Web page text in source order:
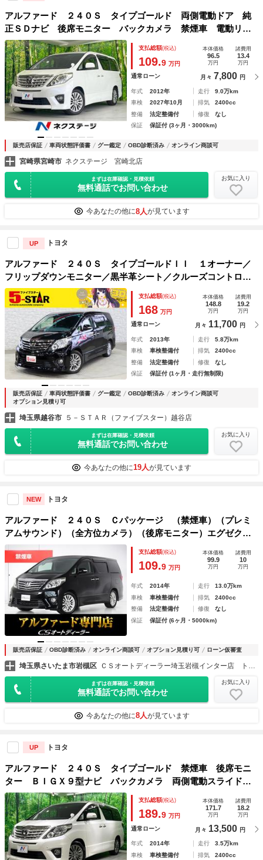
アルファード ２４０Ｓ タイプゴールド 両側電動ドア 純
正ＳＤナビ 後席モニター バックカメラ 禁煙車 電動リア
ゲート ハーフレザーシート ドラレコ コーナーセンサー
スマートキー ＨＩＤヘッド ビルトインＥＴＣ クルコン
支払総額(税込)
109.9 万円
本体価格
96.5
万円
諸費用
13.4
万円
通常ローン 月々 7,800 円
年式 2012年 走行
9.0万km
車検
2027年10月 排気
2400cc
整備
法定整備付 修復
なし
保証
保証付 (3ヶ月・3000km)
販売店保証 車両状態評価書 グー鑑定 OBD診断済み オンライン商談可
宮崎県宮崎市 ネクステージ 宮崎北店
まずは在庫確認・見積依頼
無料通話でお問い合わせ
お気に入り
今あなたの他に8人が見ています
UP トヨタ
アルファード ２４０Ｓ タイプゴールドＩＩ １オーナー／
フリップダウンモニター／黒半革シート／クルーズコントロー
ル／クリアランスソナー／ＥＴＣ／１００Ｖ電源／カロッツェ
リアナビ／地デジ／Ｂｌｕｅｔｏｏｔｈ／バックカメラ／電動
リアゲート／ＨＩＤ
支払総額(税込)
168 万円
本体価格
148.8
万円
諸費用
19.2
万円
通常ローン 月々 11,700 円
年式 2013年 走行
5.8万km
車検
車検整備付 排気
2400cc
整備
法定整備付 修復
なし
保証
保証付 (1ヶ月・走行無制限)
販売店保証 車両状態評価書 グー鑑定 OBD診断済み
オンライン商談可
オプション見積り可
埼玉県越谷市 ５－ＳＴＡＲ（ファイブスター）越谷店
まずは在庫確認・見積依頼
無料通話でお問い合わせ
お気に入り
今あなたの他に19人が見ています
NEW トヨタ
アルファード ２４０Ｓ Ｃパッケージ （禁煙車）（プレミ
アムサウンド）（全方位カメラ）（後席モニター）エグゼクテ
ィブシート／両側自動ドア／パワーバックドア／パワーシート
／シートメモリー／ＡＣ１００Ｖ電源／クルーズコントロール
支払総額(税込)
109.9 万円
本体価格
99.9
万円
諸費用
10
万円
年式 2014年 走行
13.0万km
車検
車検整備付 排気
2400cc
整備
法定整備付 修復
なし
保証
保証付 (6ヶ月・5000km)
販売店保証 OBD診断済み オンライン商談可 オプション見積り可 ローン仮審査
埼玉県さいたま市岩槻区
まずは在庫確認・見積依頼
無料通話でお問い合わせ
お気に入り
今あなたの他に8人が見ています
UP トヨタ
アルファード ２４０Ｓ タイプゴールド 禁煙車 後席モニ
ター ＢＩＧＸ９型ナビ バックカメラ 両側電動スライドド
ア ドラレコ ＥＴＣ Ｂｌｕｅｔｏｏｔｈ接続 フルセグＴ
Ｖ クルコン 電動リアゲート クリアランスソナー ＨＩＤ
ヘッド
支払総額(税込)
189.9 万円
本体価格
171.7
万円
諸費用
18.2
万円
通常ローン 月々 13,500 円
年式 2014年 走行
3.5万km
車検
車検整備付 排気
2400cc